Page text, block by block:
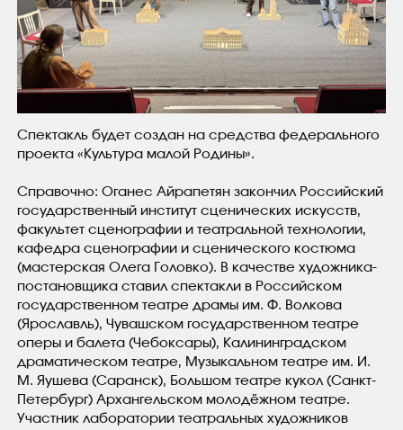
Спектакль будет создан на средства федерального
проекта «Культура малой Родины».
Справочно: Оганес Айрапетян закончил Российский
государственный институт сценических искусств,
факультет сценографии и театральной технологии,
кафедра сценографии и сценического костюма
(мастерская Олега Головко). В качестве художника-
постановщика ставил спектакли в Российском
государственном театре драмы им. Ф. Волкова
(Ярославль), Чувашском государственном театре
оперы и балета (Чебоксары), Калининградском
драматическом театре, Музыкальном театре им. И.
М. Яушева (Саранск), Большом театре кукол (Санкт-
Петербург) Архангельском молодёжном театре.
Участник лаборатории театральных художников